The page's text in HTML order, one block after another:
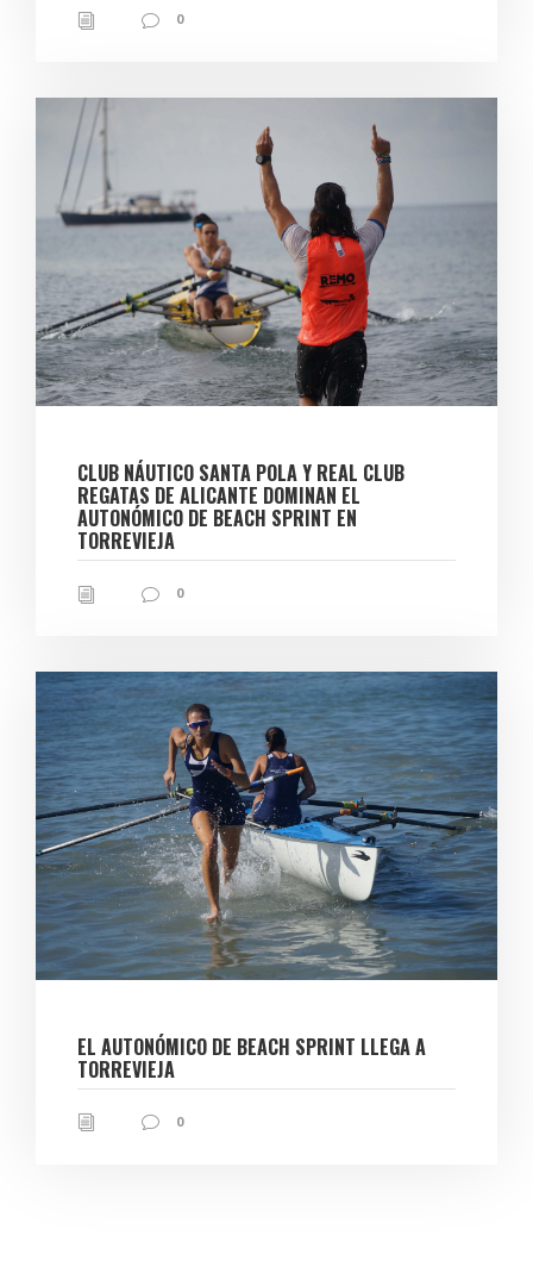
0
CLUB NÁUTICO SANTA POLA Y REAL CLUB
REGATAS DE ALICANTE DOMINAN EL
AUTONÓMICO DE BEACH SPRINT EN
TORREVIEJA
0
EL AUTONÓMICO DE BEACH SPRINT LLEGA A
TORREVIEJA
0